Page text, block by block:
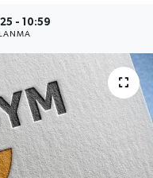
- 10:59
izle